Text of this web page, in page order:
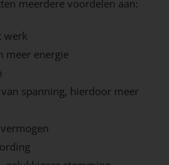
meerdere voordelen aan:
werk
meer energie
spanning, hierdoor meer